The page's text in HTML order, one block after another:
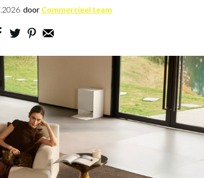
door Commercieel team